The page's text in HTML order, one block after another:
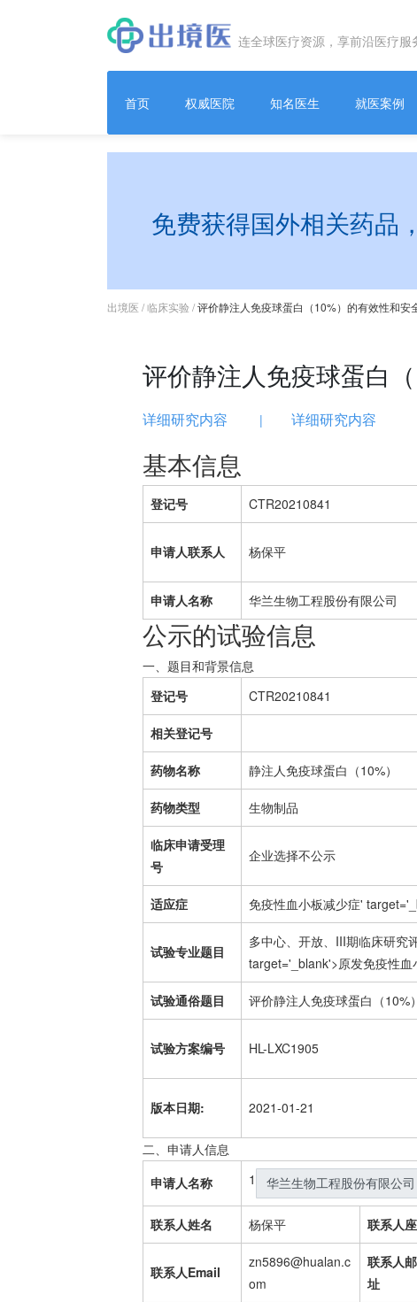
连全球医疗资源，享前沿医疗服
首页 权威医院 知名医生 就医案例
免费获得国外相关药品
出境医 /临床实验 /评价静注人免疫球蛋白（10%）的有效性和安
评价静注人免疫球蛋白
详细研究内容 | 详细研究内容
基本信息
登记号 CTR20210841
申请人联系人 杨保平
申请人名称 华兰生物工程股份有限公司
公示的试验信息
一、题目和背景信息
登记号
CTR20210841
相关登记号
药物名称 静注人免疫球蛋白（10%）
药物类型 生物制品
临床申请受理
号
企业选择不公示
适应症 免疫性血小板减少症'
试验专业题目
多中心、开放、III期临床研究
target='_blank'>原发免疫性血
试验通俗题目 评价静注人免疫球蛋白（10%
试验方案编号 HL-LXC1905
版本日期: 2021-01-21
二、申请人信息
申请人名称
1
联系人姓名 杨保平 联系人
联系人Email
zn5896@hualan.c
om
联系人
址